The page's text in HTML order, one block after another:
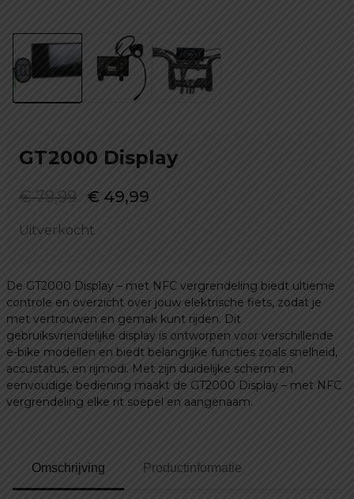
GT2000 Display
€79,99 Oorspronkelijke
€ 49,99
Uitverkocht
De GT2000 Display – met NFC vergrendeling biedt ultieme
controle en overzicht over jouw elektrische fiets, zodat je
met vertrouwen en gemak kunt rijden. Dit
gebruiksvriendelijke display is ontworpen voor verschillende
e-bike modellen en biedt belangrijke functies zoals snelheid,
accustatus, en rijmodi. Met zijn duidelijke scherm en
eenvoudige bediening maakt de GT2000 Display – met NFC
vergrendeling elke rit soepel en aangenaam.
Omschrijving Productinformatie